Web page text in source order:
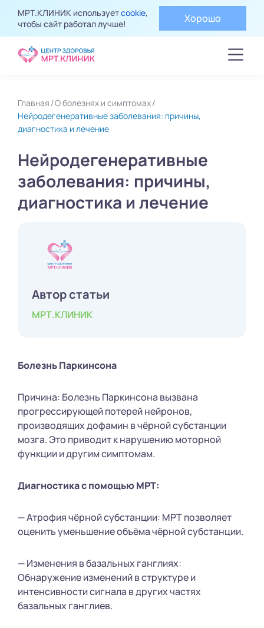
МРТ.КЛИНИК используетcookie,
чтобы сайт работал лучше!
Хорошо
Главная О болезнях и симптомах
Нейродегенеративные заболевания: причины,
диагностика и лечение
Нейродегенеративные
заболевания: причины,
диагностика и лечение
Автор статьи
МРТ.КЛИНИК
Болезнь Паркинсона
Причина: Болезнь Паркинсона вызвана
прогрессирующей потерей нейронов,
производящих дофамин в чёрной субстанции
мозга. Это приводит к нарушению моторной
функции и другим симптомам.
Диагностика с помощью МРТ:
— Атрофия чёрной субстанции: МРТ позволяет
оценить уменьшение объёма чёрной субстанции.
— Изменения в базальных ганглиях:
Обнаружение изменений в структуре и
интенсивности сигнала в других частях
базальных ганглиев.